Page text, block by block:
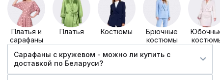
Платья и
сарафаны
Платья Костюмы
Брючные
костюмы
Сарафаны с кружевом - можно ли купить c
доставкой по Беларуси?